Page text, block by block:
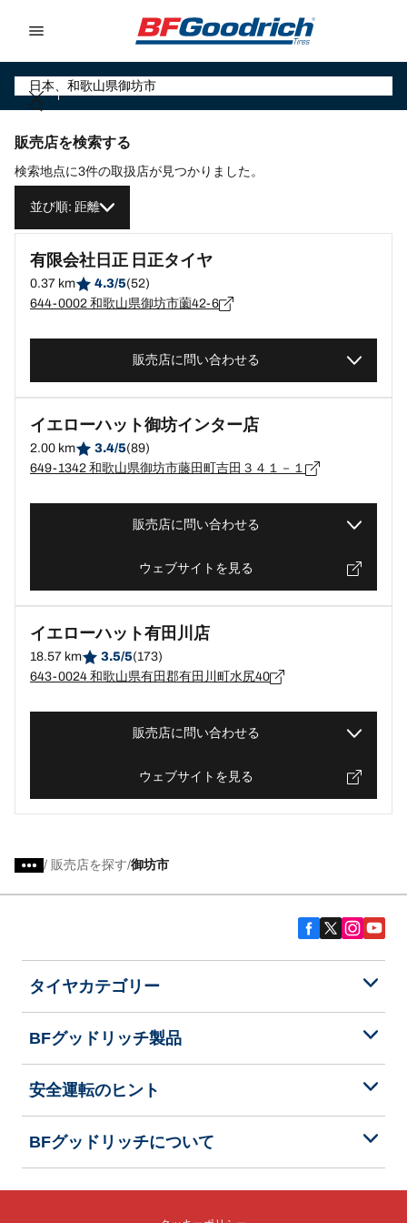
販売店を検索する
検索地点に3件の取扱店が見つかりました。
並び順: 距離
有限会社日正 日正タイヤ
0.37 km 4.3/5(52)
644-0002 和歌山県御坊市薗42-6
販売店に問い合わせる
イエローハット御坊インター店
2.00 km 3.4/5(89)
649-1342 和歌山県御坊市藤田町吉田３４１－１
販売店に問い合わせる
ウェブサイトを見る
イエローハット有田川店
18.57 km 3.5/5(173)
643-0024 和歌山県有田郡有田川町水尻40
販売店に問い合わせる
ウェブサイトを見る
/ 販売店を探す 御坊市
タイヤカテゴリー
BFグッドリッチ製品
安全運転のヒント
BFグッドリッチについて